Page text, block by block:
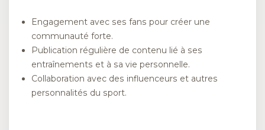
Engagement avec ses fans pour créer une
communauté forte.
Publication régulière de contenu lié à ses
entraînements et à sa vie personnelle.
Collaboration avec des influenceurs et autres
personnalités du sport.